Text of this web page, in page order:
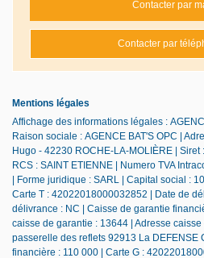
Contacter par
Contacter par
Mentions légales
Affichage des informations légales :
Raison sociale : AGENCE BAT'S OPC |
Hugo - 42230 ROCHE-LA-MOLIÈRE |
RCS : SAINT ETIENNE | Numero TVA
| Forme juridique : SARL | Capital social :
Carte T : 42022018000032852 | Date de
délivrance : NC | Caisse de garantie
caisse de garantie : 13644 | Adresse
passerelle des reflets 92913 La DEFENSE
financière : 110 000 | Carte G :